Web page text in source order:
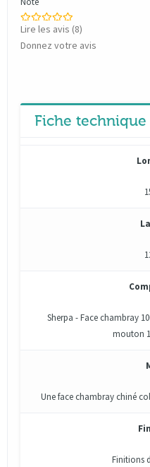
Lire les avis (8)
Donnez votre avis
Fiche technique
Sherpa - Face chambray
mouton
Une face chambray chiné
Finitions